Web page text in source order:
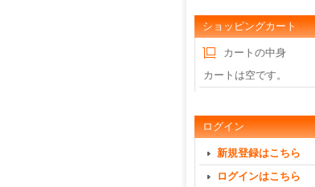
ショッピングカート
カートの中身
カートは空です。
ログイン
新規登録はこちら
ログインはこちら